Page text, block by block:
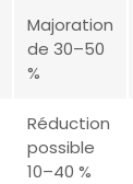
Majoration
de 30–50
%
Réduction
possible
10–40 %